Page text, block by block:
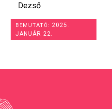
Dezső
BEMUTATÓ: 2025.
JANUÁR 22.